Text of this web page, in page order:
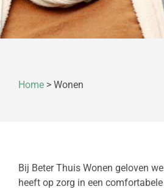
Home > Wonen
Bij Beter Thuis Wonen geloven
heeft op zorg in een